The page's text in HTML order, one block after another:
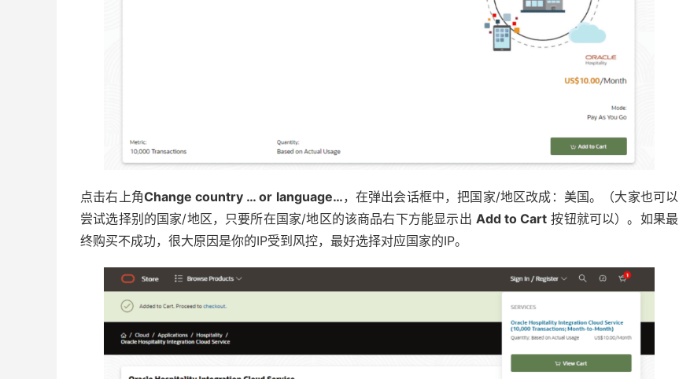
点击右上角Change country … or language…，在弹出会话框中，把国家/地区改成：美国。（大家也可以
尝试选择别的国家/地区，只要所在国家/地区的该商品右下方能显示出 Add to Cart 按钮就可以）。如果最
终购买不成功，很大原因是你的IP受到风控，最好选择对应国家的IP。